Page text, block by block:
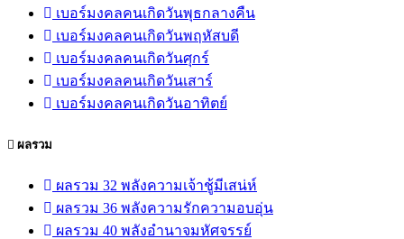
เบอร์มงคลคนเกิดวันพุธกลางคืน
เบอร์มงคลคนเกิดวันพฤหัสบดี
เบอร์มงคลคนเกิดวันศุกร์
เบอร์มงคลคนเกิดวันเสาร์
เบอร์มงคลคนเกิดวันอาทิตย์
ผลรวม
ผลรวม 32 พลังความเจ้าชู้มีเสน่ห์
ผลรวม 36 พลังความรักความอบอุ่น
ผลรวม 40 พลังอำนาจมหัศจรรย์